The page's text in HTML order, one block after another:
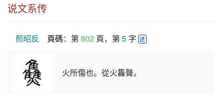
说文系传
煎昭反 頁碼：第 802 頁，第 5 字 述
火所傷也。從火雥聲。